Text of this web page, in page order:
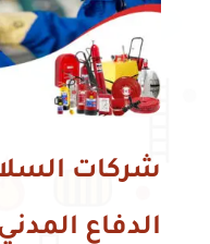
شركات
الدفاع